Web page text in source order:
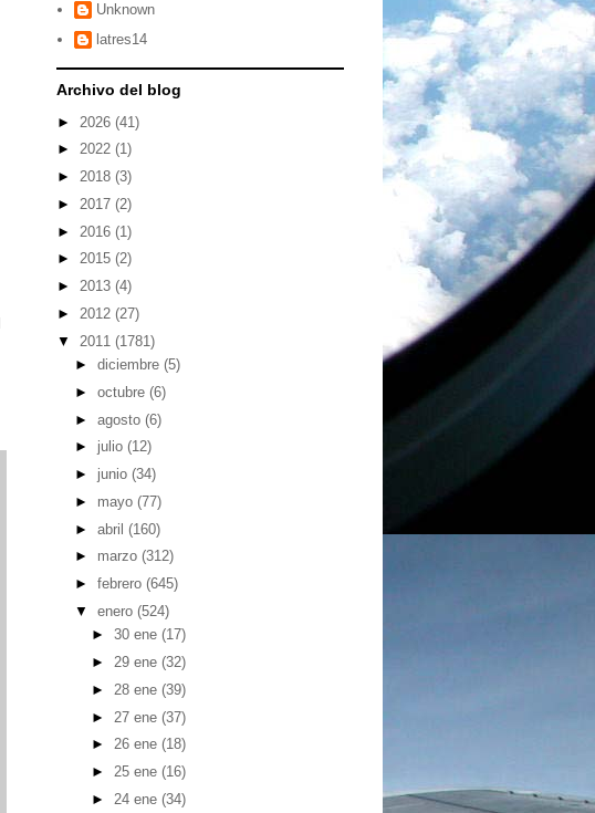
Unknown
latres14
Archivo del blog
► 2026 (41)
► 2022 (1)
► 2018 (3)
► 2017 (2)
► 2016 (1)
► 2015 (2)
► 2013 (4)
► 2012 (27)
▼ 2011 (1781)
► diciembre (5)
► octubre (6)
► agosto (6)
► julio (12)
► junio (34)
► mayo (77)
► abril (160)
► marzo (312)
► febrero (645)
▼ enero (524)
►30 ene(17)
►29 ene(32)
► 28 ene(39)
► 27 ene(37)
►26 ene(18)
►25 ene(16)
► 24 ene(34)